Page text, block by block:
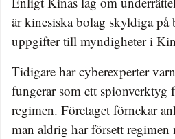
är kinesiska bolag skyldiga på
uppgifter till myndigheter i
Tidigare har cyberexperter
fungerar som ett spionverktyg
regimen. Företaget förnekar
man aldrig har försett regimen